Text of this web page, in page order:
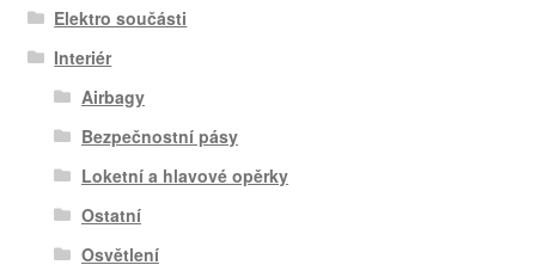
Elektro součásti
Interiér
Airbagy
Bezpečnostní pásy
Loketní a hlavové opěrky
Ostatní
Osvětlení